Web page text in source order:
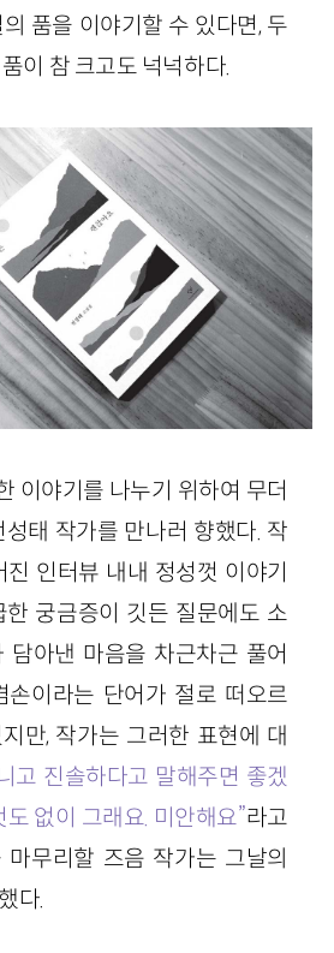
품을 이야기할 수 있다면, 두
이 참 크고도 넉넉하다.
이야기를 나누기 위하여 무더
태 작가를 만나러 향했다. 작
인터뷰 내내 정성껏 이야기
한 궁금증이 깃든 질문에도 소
담아낸 마음을 차근차근 풀어
손이라는 단어가 절로 떠오르
만, 작가는 그러한 표현에 대
고 진솔하다고 말해주면 좋겠
없이 그래요. 미안해요”라고
마무리할 즈음 작가는 그날의
다.